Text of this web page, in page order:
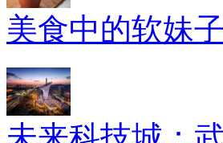
美食中的软妹